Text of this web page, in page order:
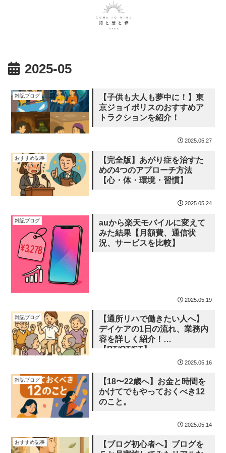
2025-05
雑記ブログ
【子供も大人も夢中に！】東
京ジョイポリスのおすすめア
トラクションを紹介！
2025.05.27
おすすめ記事
【完全版】あがり症を治すた
めの4つのアプローチ方法
【心・体・環境・習慣】
2025.05.24
雑記ブログ
auから楽天モバイルに変えて
みた結果【月額費、通信状
況、サービスを比較】
2025.05.19
雑記ブログ
【通所リハで働きたい人へ】
デイケアの1日の流れ、業務内
容を詳しく紹介！
【PT/OT/ST】
2025.05.16
雑記ブログ
【18〜22歳へ】お金と時間を
かけてでもやっておくべき12
のこと。
2025.05.14
おすすめ記事
【ブログ初心者へ】ブログを